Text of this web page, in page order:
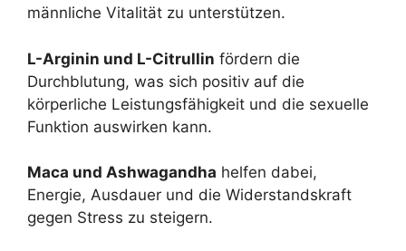
männliche Vitalität zu unterstützen.
L-Arginin und L-Citrullin fördern die
Durchblutung, was sich positiv auf die
körperliche Leistungsfähigkeit und die sexuelle
Funktion auswirken kann.
Maca und Ashwagandha helfen dabei,
Energie, Ausdauer und die Widerstandskraft
gegen Stress zu steigern.